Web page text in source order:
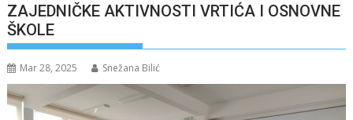
ZAJEDNIČKE AKTIVNOSTI VRTIĆA I OSNOVNE
ŠKOLE
Mar 28, 2025 Snežana Bilić